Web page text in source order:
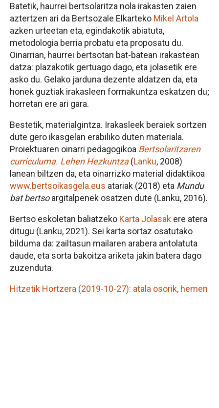
Batetik, haurrei bertsolaritza nola irakasten zaien
aztertzen ari da Bertsozale Elkarteko Mikel Artola
azken urteetan eta, egindakotik abiatuta,
metodologia berria probatu eta proposatu du.
Oinarrian, haurrei bertsotan bat-batean irakastean
datza: plazakotik gertuago dago, eta jolasetik ere
asko du. Gelako jarduna dezente aldatzen da, eta
honek guztiak irakasleen formakuntza eskatzen du;
horretan ere ari gara.
Bestetik, materialgintza. Irakasleek beraiek sortzen
dute gero ikasgelan erabiliko duten materiala.
Proiektuaren oinarri pedagogikoa Bertsolaritzaren
curriculuma. Lehen Hezkuntza(Lanku, 2008)
lanean biltzen da, eta oinarrizko material didaktikoa
www.bertsoikasgela.eus atariak (2018) eta Mundu
bat bertsoargitalpenek osatzen dute (Lanku, 2016).
Bertso eskoletan baliatzeko Karta Jolasak ere atera
ditugu (Lanku, 2021). Sei karta sortaz osatutako
bilduma da: zailtasun mailaren arabera antolatuta
daude, eta sorta bakoitza ariketa jakin batera dago
zuzenduta.
Hitzetik Hortzera (2019-10-27): atala osorik, hemen